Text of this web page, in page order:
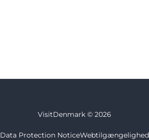
VisitDenmark © 2026
Data Protection NoticeWebtilgængelighed